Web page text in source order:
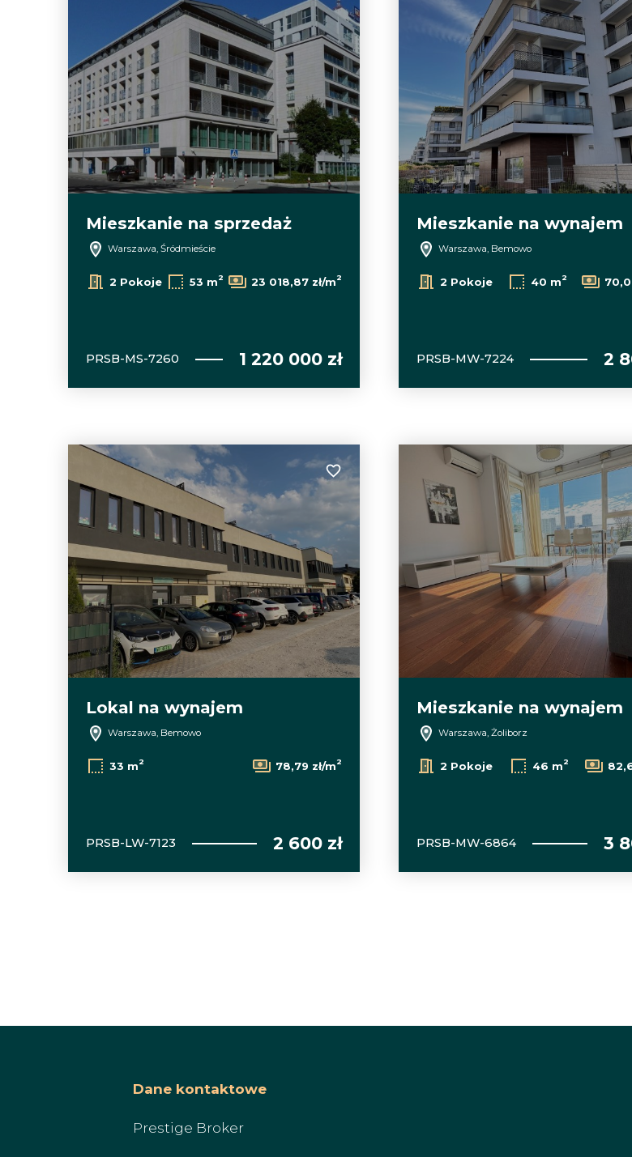
Mieszkanie na sprzedaż
Warszawa, Śródmieście
2 Pokoje 53 m2 23 018,87 zł/m2
PRSB-MS-7260 1 220 000 zł
Mieszkanie na wynajem
Warszawa, Bemowo
2 Pokoje 40 m2
PRSB-MW-7224 2
Dodaj do ulubionych
Lokal na wynajem
Warszawa, Bemowo
33 m2 78,79 zł/m2
PRSB-LW-7123 2 600 zł
Mieszkanie na wynajem
Warszawa, Żoliborz
2 Pokoje 46 m2
PRSB-MW-6864 3
Dane kontaktowe
Prestige Broker